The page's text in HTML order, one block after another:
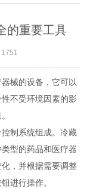
的重要工具
械的设备，它可以
不受环境因素的影
制系统组成。冷藏
型的药品和医疗器
，并根据需要调整
进行操作。